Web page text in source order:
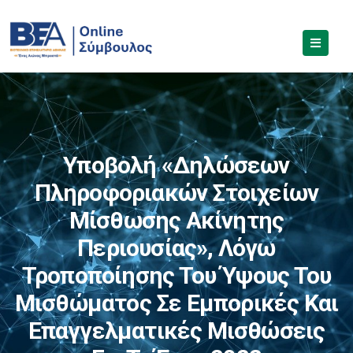
Υποβολή «Δηλώσεων
Πληροφοριακών Στοιχείων
Μίσθωσης Ακίνητης
Περιουσίας», Λόγω
Τροποποίησης Του Ύψους Του
Μισθώματος Σε Εμπορικές Και
Επαγγελματικές Μισθώσεις